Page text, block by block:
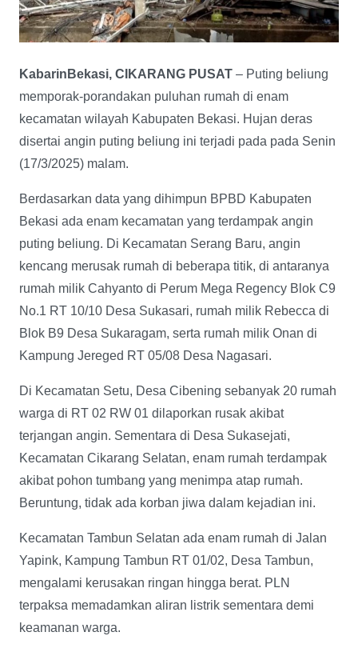
KabarinBekasi, CIKARANG PUSAT – Puting beliung
memporak-porandakan puluhan rumah di enam
kecamatan wilayah Kabupaten Bekasi. Hujan deras
disertai angin puting beliung ini terjadi pada pada Senin
(17/3/2025) malam.
Berdasarkan data yang dihimpun BPBD Kabupaten
Bekasi ada enam kecamatan yang terdampak angin
puting beliung. Di Kecamatan Serang Baru, angin
kencang merusak rumah di beberapa titik, di antaranya
rumah milik Cahyanto di Perum Mega Regency Blok C9
No.1 RT 10/10 Desa Sukasari, rumah milik Rebecca di
Blok B9 Desa Sukaragam, serta rumah milik Onan di
Kampung Jereged RT 05/08 Desa Nagasari.
Di Kecamatan Setu, Desa Cibening sebanyak 20 rumah
warga di RT 02 RW 01 dilaporkan rusak akibat
terjangan angin. Sementara di Desa Sukasejati,
Kecamatan Cikarang Selatan, enam rumah terdampak
akibat pohon tumbang yang menimpa atap rumah.
Beruntung, tidak ada korban jiwa dalam kejadian ini.
Kecamatan Tambun Selatan ada enam rumah di Jalan
Yapink, Kampung Tambun RT 01/02, Desa Tambun,
mengalami kerusakan ringan hingga berat. PLN
terpaksa memadamkan aliran listrik sementara demi
keamanan warga.